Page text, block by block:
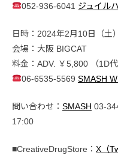
052-936-6041 ジュイル
日時：2024年2月10日（土
会場：大阪 BIGCAT
料金：ADV. ￥5,800 （1D代
06-6535-5569 SMASH
問い合わせ： SMASH 03-
17:00
■CreativeDrugStore： X（